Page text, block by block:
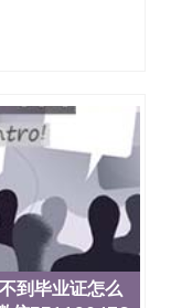
到毕业证怎么